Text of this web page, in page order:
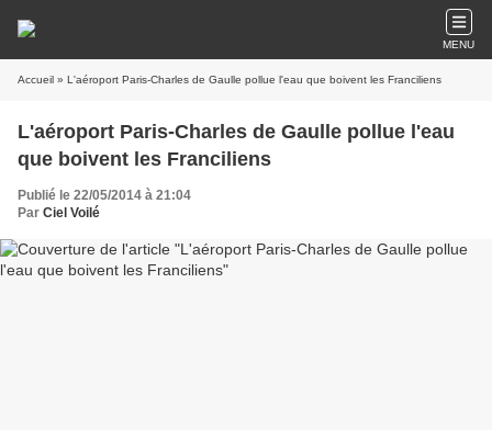
MENU
Accueil » L'aéroport Paris-Charles de Gaulle pollue l'eau que boivent les Franciliens
L'aéroport Paris-Charles de Gaulle pollue l'eau
que boivent les Franciliens
Publié le 22/05/2014 à 21:04
Par Ciel Voilé